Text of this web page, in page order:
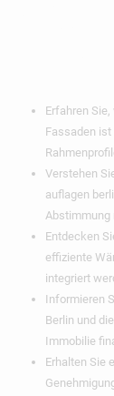
Erfahren
Fassaden
Verstehen
auflagen
Abstimmung
Entdecken
effiziente
integriert
Informieren
Berlin und
Immobilie
Erhalten Sie